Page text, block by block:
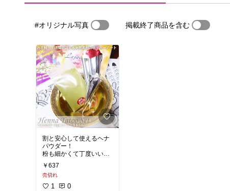
#オリジナル写真 掲載終了商品を含む
割と安心して使えるヘナ
パウダー！
粉も細かくて丁度いいか
も！
￥637
売切れ
1 0